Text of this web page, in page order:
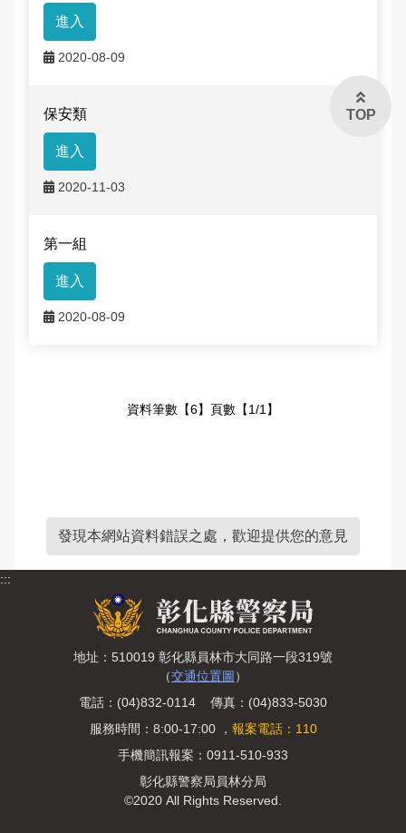
進入
2020-08-09
保安類
進入
2020-11-03
第一組
進入
2020-08-09
資料筆數【6】頁數【1/1】
發現本網站資料錯誤之處，歡迎提供您的意見
:::
地址：510019 彰化縣員林市大同路一段319號
（交通位置圖 ）
電話：(04)832-0114 傳真：(04)833-5030
服務時間：8:00-17:00 ， 報案電話：110
手機簡訊報案：0911-510-933
彰化縣警察局員林分局
©2020 All Rights Reserved.
TOP